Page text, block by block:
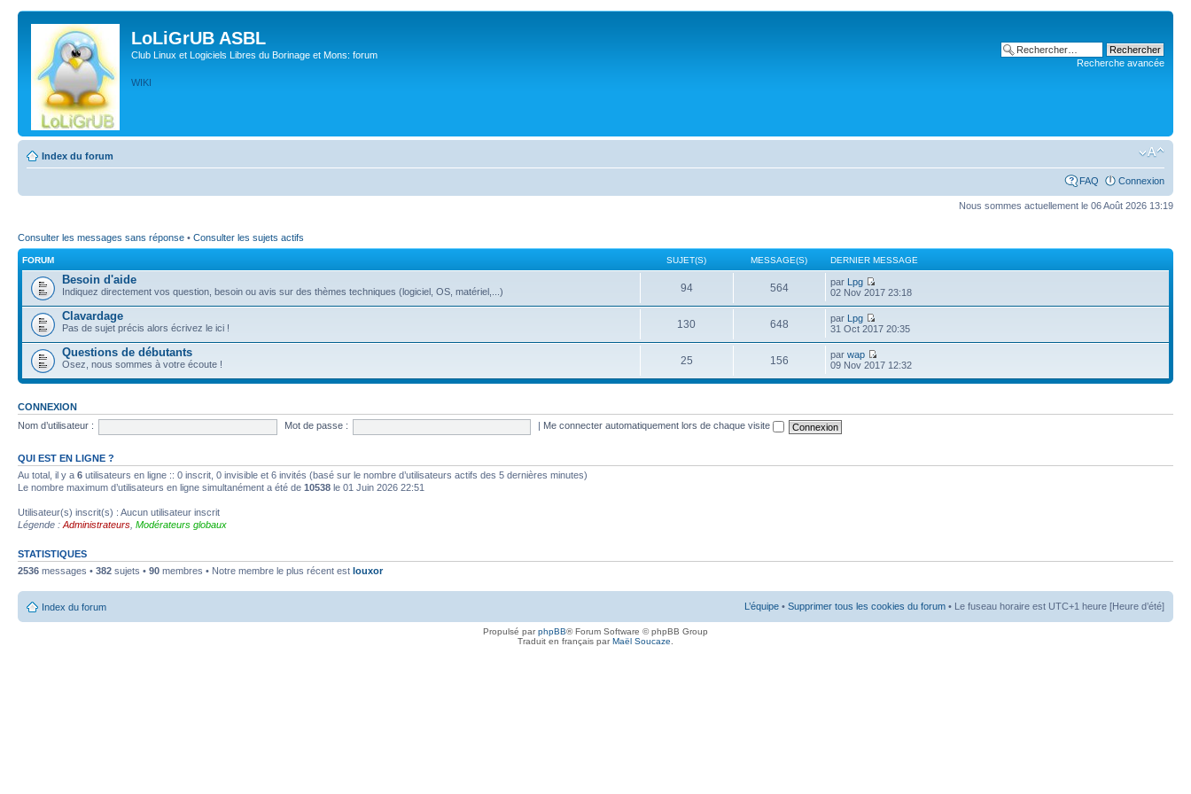
LoLiGrUB ASBL
Club Linux et Logiciels Libres du Borinage et Mons: forum
WIKI
Recherche avancée
Index du forum
FAQ Connexion
Nous sommes actuellement le 06 Août 2026 13:19
Consulter les messages sans réponse • Consulter les sujets actifs
FORUM SUJET(S) MESSAGE(S) DERNIER MESSAGE
Besoin d'aide
Indiquez directement vos question, besoin ou avis sur des thèmes techniques (logiciel, OS, matériel,...) 94 564 par Lpg
02 Nov 2017 23:18
Clavardage
Pas de sujet précis alors écrivez le ici ! 130 648 par Lpg
31 Oct 2017 20:35
Questions de débutants
Osez, nous sommes à votre écoute ! 25 156 parwap
09 Nov 2017 12:32
CONNEXION
Nom d’utilisateur :
Mot de passe : Me connecter automatiquement lors de chaque visite
QUI EST EN LIGNE ?
Au total, il y a 6 utilisateurs en ligne :: 0 inscrit, 0 invisible et 6 invités (basé sur le nombre d’utilisateurs actifs des 5 dernières minutes)
Le nombre maximum d’utilisateurs en ligne simultanément a été de 10538 le 01 Juin 2026 22:51
Utilisateur(s) inscrit(s) : Aucun utilisateur inscrit
Légende : Administrateurs Modérateurs globaux
STATISTIQUES
2536 messages • 382 sujets • 90 membres • Notre membre le plus récent est louxor
Index du forum L’équipe • Supprimer tous les cookies du forum • Le fuseau horaire est UTC+1 heure [Heure d’été]
Propulsé parphpBB® Forum Software © phpBB Group
Traduit en français parMaël Soucaze